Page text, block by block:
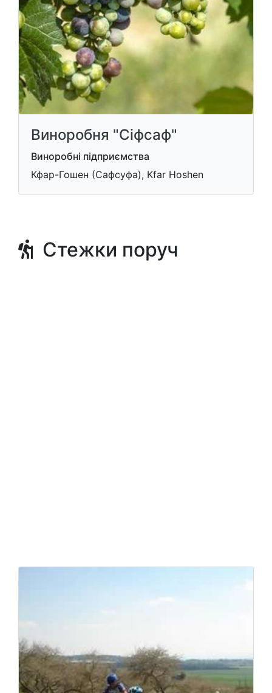
Виноробня "Сіфсаф"
Виноробні підприємства
Кфар-Гошен (Сафсуфа), Kfar Hoshen
Стежки поруч